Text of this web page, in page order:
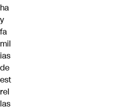
ha
y
fa
mil
ias
de
est
rel
las